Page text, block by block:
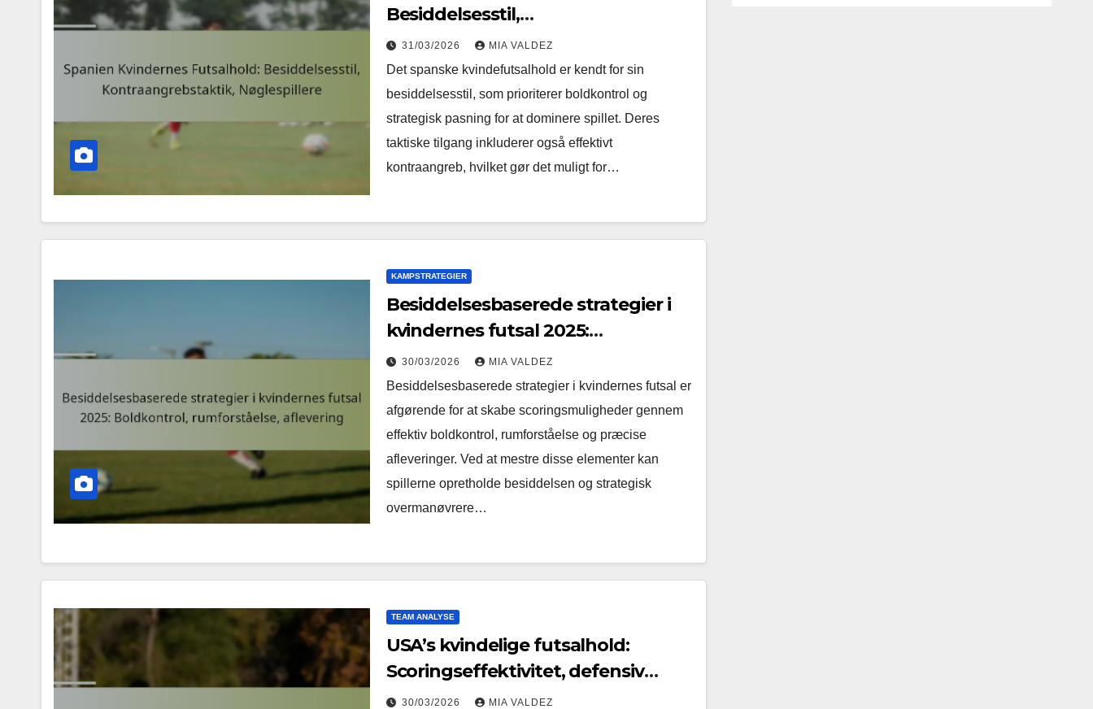
Besiddelsesstil,
Kontraangrebstaktik,
Nøglespillere
31/03/2026 MIA VALDEZ
Det spanske kvindefutsalhold er kendt for sin
besiddelsesstil, som prioriterer boldkontrol og
strategisk pasning for at dominere spillet. Deres
taktiske tilgang inkluderer også effektivt
kontraangreb, hvilket gør det muligt for…
KAMPSTRATEGIER
Besiddelsesbaserede strategier i
kvindernes futsal 2025:
Boldkontrol, rumforståelse,
aflevering
30/03/2026 MIA VALDEZ
Besiddelsesbaserede strategier i kvindernes futsal er
afgørende for at skabe scoringsmuligheder gennem
effektiv boldkontrol, rumforståelse og præcise
afleveringer. Ved at mestre disse elementer kan
spillerne opretholde besiddelsen og strategisk
overmanøvrere…
TEAM ANALYSE
USA’s kvindelige futsalhold:
Scoringseffektivitet, defensiv
modstandsdygtighed, taktisk
30/03/2026 MIA VALDEZ